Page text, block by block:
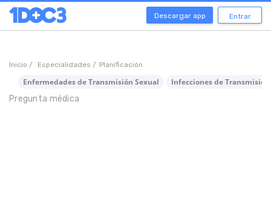
Descargar app Entrar
Inicio / Especialidades / Planificación
Enfermedades de Transmisión Sexual
Infecciones de
Pregunta médica